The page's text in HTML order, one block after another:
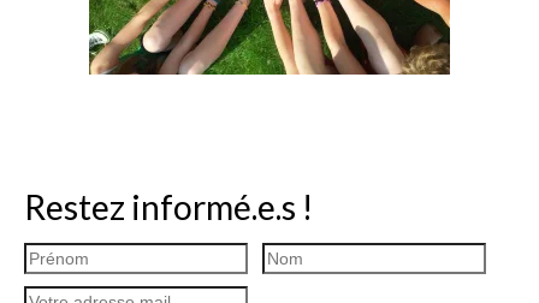
Restez informé.e.s !